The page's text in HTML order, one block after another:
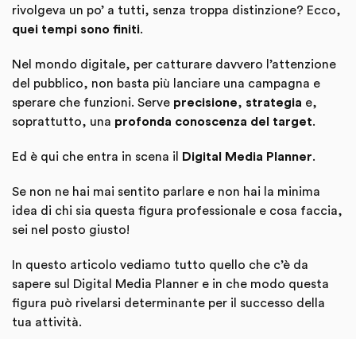
rivolgeva un po’ a tutti, senza troppa distinzione? Ecco,
quei tempi sono finiti.
Nel mondo digitale, per catturare davvero l’attenzione
del pubblico, non basta più lanciare una campagna e
sperare che funzioni. Serve precisione, strategia e,
soprattutto, una profonda conoscenza del target.
Ed è qui che entra in scena il Digital Media Planner.
Se non ne hai mai sentito parlare e non hai la minima
idea di chi sia questa figura professionale e cosa faccia,
sei nel posto giusto!
In questo articolo vediamo tutto quello che c’è da
sapere sul Digital Media Planner e in che modo questa
figura può rivelarsi determinante per il successo della
tua attività.